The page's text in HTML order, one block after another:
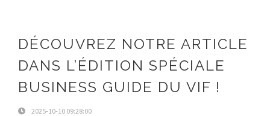
DÉCOUVREZ NOTRE ARTICLE
DANS L’ÉDITION SPÉCIALE
BUSINESS GUIDE DU VIF !
2025-10-10 09:28:00